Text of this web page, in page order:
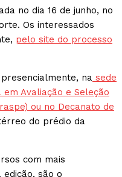
no dia 16 de junho, no
Os interessados
pelo site do processo
na sede
Avaliação e Seleção
ou no Decanato de
do prédio da
com mais
são o